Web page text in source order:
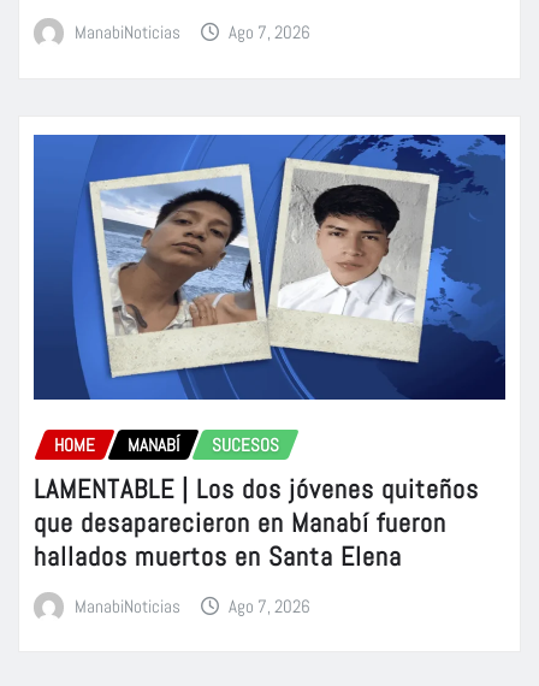
ManabiNoticias Ago 7, 2026
HOME MANABÍ SUCESOS
LAMENTABLE | Los dos jóvenes quiteños
que desaparecieron en Manabí fueron
hallados muertos en Santa Elena
ManabiNoticias Ago 7, 2026